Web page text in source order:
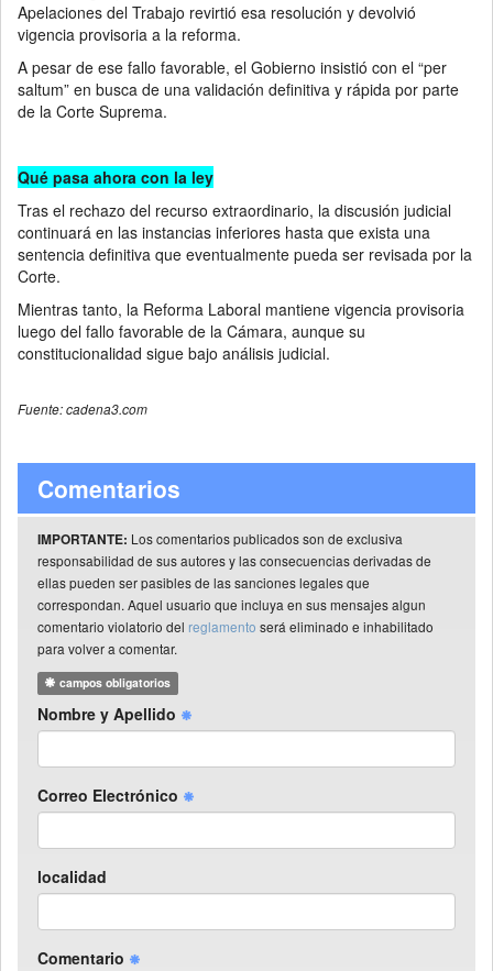
Apelaciones del Trabajo revirtió esa resolución y devolvió
vigencia provisoria a la reforma.
A pesar de ese fallo favorable, el Gobierno insistió con el “per
saltum” en busca de una validación definitiva y rápida por parte
de la Corte Suprema.
Qué pasa ahora con la ley
Tras el rechazo del recurso extraordinario, la discusión judicial
continuará en las instancias inferiores hasta que exista una
sentencia definitiva que eventualmente pueda ser revisada por la
Corte.
Mientras tanto, la Reforma Laboral mantiene vigencia provisoria
luego del fallo favorable de la Cámara, aunque su
constitucionalidad sigue bajo análisis judicial.
Fuente: cadena3.com
Comentarios
IMPORTANTE: Los comentarios publicados son de exclusiva
responsabilidad de sus autores y las consecuencias derivadas de
ellas pueden ser pasibles de las sanciones legales que
correspondan. Aquel usuario que incluya en sus mensajes algun
comentario violatorio del reglamento será eliminado e inhabilitado
para volver a comentar.
campos obligatorios
Nombre y Apellido
Correo Electrónico
localidad
Comentario